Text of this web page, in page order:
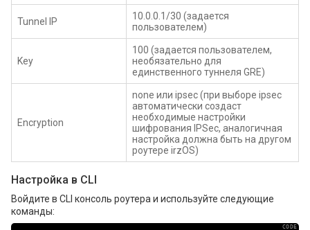
Tunnel IP
10.0.0.1/30 (задается
пользователем)
Key
100 (задается пользователем,
необязательно для
единственного туннеля GRE)
Encryption
none или ipsec (при выборе ipsec
автоматически создаст
необходимые настройки
шифрования IPSec, аналогичная
настройка должна быть на другом
роутере irzOS)
Настройка в CLI
Войдите в CLI консоль роутера и используйте следующие
команды: